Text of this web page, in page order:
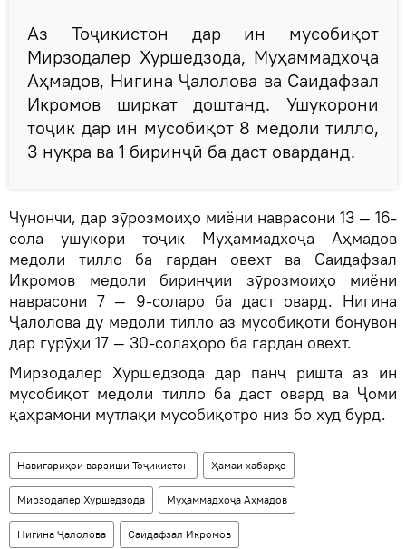
Аз Тоҷикистон дар ин мусобиқот
Мирзодалер Хуршедзода, Муҳаммадхоҷа
Аҳмадов, Нигина Ҷалолова ва Саидафзал
Икромов ширкат доштанд. Ушукорони
тоҷик дар ин мусобиқот 8 медоли тилло,
3 нуқра ва 1 биринҷӣ ба даст оварданд.
Чунончи, дар зӯрозмоиҳо миёни наврасони 13 — 16-
сола ушукори тоҷик Муҳаммадхоҷа Аҳмадов
медоли тилло ба гардан овехт ва Саидафзал
Икромов медоли биринҷии зӯрозмоиҳо миёни
наврасони 7 — 9-соларо ба даст овард. Нигина
Ҷалолова ду медоли тилло аз мусобиқоти бонувон
дар гурӯҳи 17 — 30-солаҳоро ба гардан овехт.
Мирзодалер Хуршедзода дар панҷ ришта аз ин
мусобиқот медоли тилло ба даст овард ва Ҷоми
қаҳрамони мутлақи мусобиқотро низ бо худ бурд.
Навигариҳои варзиши Тоҷикистон Ҳамаи хабарҳо
Мирзодалер Хуршедзода Муҳаммадхоҷа Аҳмадов
Нигина Ҷалолова Саидафзал Икромов